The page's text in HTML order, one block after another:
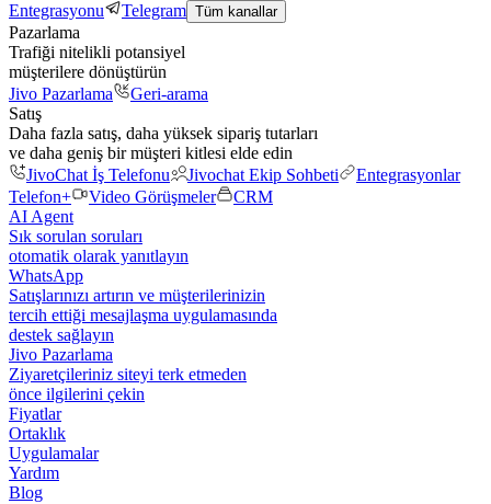
Entegrasyonu
Telegram Tüm kanallar
Pazarlama
Trafiği nitelikli potansiyel
müşterilere dönüştürün
Jivo Pazarlama
Geri-arama
Satış
Daha fazla satış, daha yüksek sipariş tutarları
ve daha geniş bir müşteri kitlesi elde edin
JivoChat İş Telefonu
Jivochat Ekip Sohbeti
Entegrasyonlar
Telefon+
Video Görüşmeler
CRM
AI Agent
Sık sorulan soruları
otomatik olarak yanıtlayın
WhatsApp
Satışlarınızı artırın ve müşterilerinizin
tercih ettiği mesajlaşma uygulamasında
destek sağlayın
Jivo Pazarlama
Ziyaretçileriniz siteyi terk etmeden
önce ilgilerini çekin
Fiyatlar
Ortaklık
Uygulamalar
Yardım
Blog